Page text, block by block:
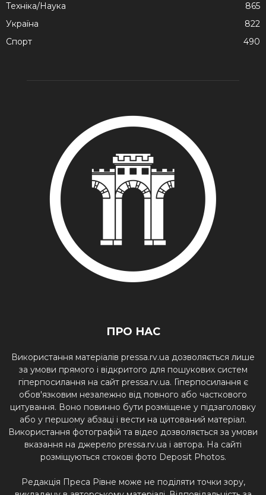
Техніка/Наука
865
Україна
822
Спорт
490
ПРО НАС
Використання матеріалів pressa.rv.ua дозволяється лише
за умови прямого і відкритого для пошукових систем
гіперпосилання на сайт pressa.rv.ua. Гіперпосилання є
обов'язковим незалежно від повного або часткового
цитування. Воно повинно бути розміщене у підзаголовку
або у першому абзаці і вести на цитований матеріал.
Використання фотографій та відео дозволяється за умови
вказання на джерело pressa.rv.ua і автора. На сайті
розміщуються стокові фото Deposit Photos.
Редакція Преса Рівне може не поділяти точки зору,